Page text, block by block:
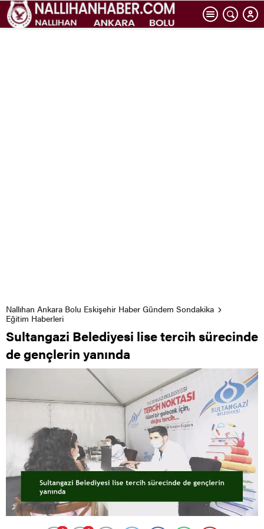
Nallıhan Ankara Bolu Eskişehir Haber Gündem Sondakika
Eğitim Haberleri
Sultangazi Belediyesi lise tercih sürecinde
de gençlerin yanında
hayalini
gerçekleştirdi